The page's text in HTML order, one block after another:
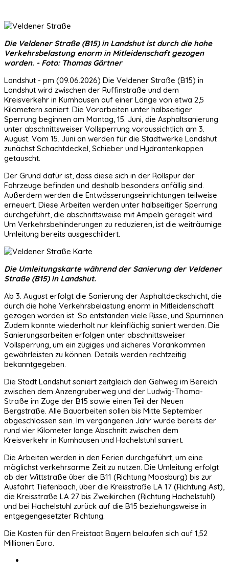
Die Veldener Straße (B15) in Landshut ist durch die hohe
Verkehrsbelastung enorm in Mitleidenschaft gezogen
worden. - Foto: Thomas Gärtner
Landshut - pm (09.06.2026) Die Veldener Straße (B15) in
Landshut wird zwischen der Ruffinstraße und dem
Kreisverkehr in Kumhausen auf einer Länge von etwa 2,5
Kilometern saniert. Die Vorarbeiten unter halbseitiger
Sperrung beginnen am Montag, 15. Juni, die Asphaltsanierung
unter abschnittsweiser Vollsperrung voraussichtlich am 3.
August. Vom 15. Juni an werden für die Stadtwerke Landshut
zunächst Schachtdeckel, Schieber und Hydrantenkappen
getauscht.
Der Grund dafür ist, dass diese sich in der Rollspur der
Fahrzeuge befinden und deshalb besonders anfällig sind.
Außerdem werden die Entwässerungseinrichtungen teilweise
erneuert. Diese Arbeiten werden unter halbseitiger Sperrung
durchgeführt, die abschnittsweise mit Ampeln geregelt wird.
Um Verkehrsbehinderungen zu reduzieren, ist die weiträumige
Umleitung bereits ausgeschildert.
Die Umleitungskarte während der Sanierung der Veldener
Straße (B15) in Landshut.
Ab 3. August erfolgt die Sanierung der Asphaltdeckschicht, die
durch die hohe Verkehrsbelastung enorm in Mitleidenschaft
gezogen worden ist. So entstanden viele Risse, und Spurrinnen.
Zudem konnte wiederholt nur kleinflächig saniert werden. Die
Sanierungsarbeiten erfolgen unter abschnittsweiser
Vollsperrung, um ein zügiges und sicheres Vorankommen
gewährleisten zu können. Details werden rechtzeitig
bekanntgegeben.
Die Stadt Landshut saniert zeitgleich den Gehweg im Bereich
zwischen dem Anzengruberweg und der Ludwig-Thoma-
Straße im Zuge der B15 sowie einen Teil der Neuen
Bergstraße. Alle Bauarbeiten sollen bis Mitte September
abgeschlossen sein. Im vergangenen Jahr wurde bereits der
rund vier Kilometer lange Abschnitt zwischen dem
Kreisverkehr in Kumhausen und Hachelstuhl saniert.
Die Arbeiten werden in den Ferien durchgeführt, um eine
möglichst verkehrsarme Zeit zu nutzen. Die Umleitung erfolgt
ab der Wittstraße über die B11 (Richtung Moosburg) bis zur
Ausfahrt Tiefenbach, über die Kreisstraße LA 17 (Richtung Ast),
die Kreisstraße LA 27 bis Zweikirchen (Richtung Hachelstuhl)
und bei Hachelstuhl zurück auf die B15 beziehungsweise in
entgegengesetzter Richtung.
Die Kosten für den Freistaat Bayern belaufen sich auf 1,52
Millionen Euro.